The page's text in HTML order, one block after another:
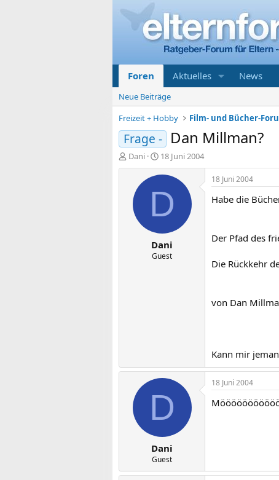
Foren Aktuelles News
Neue Beiträge
Freizeit + Hobby
Film- und Bücher-
Frage - Dan Millman?
E
r
Dani
E
r
s
l
t
a
m
18 Juni 2004
D
Dani
Guest
18 Juni 2004
Habe die
Der Pfad des
Die Rückkehr
von Dan
Kann mir
D
Dani
Guest
18 Juni 2004